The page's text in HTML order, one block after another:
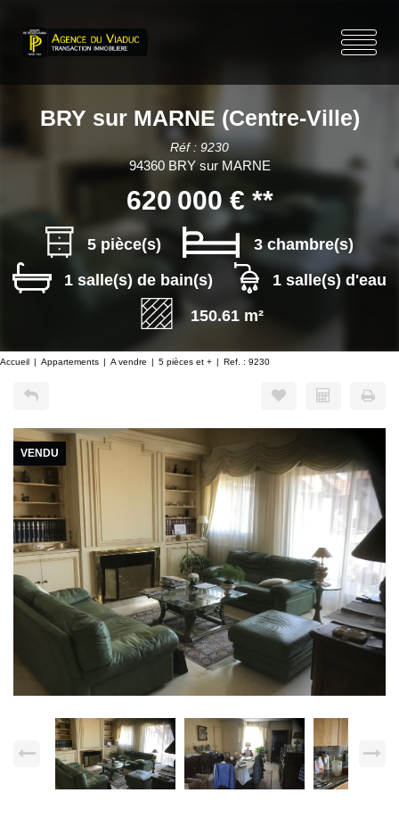
BRY sur MARNE (Centre-Ville)
Réf : 9230
94360 BRY sur MARNE
620 000 €**
5 pièce(s)
3 chambre(s)
1 salle(s) de bain(s)
1 salle(s) d'eau
150.61 m²
Accueil Appartements A vendre 5 pièces et + Ref. : 9230
VENDU